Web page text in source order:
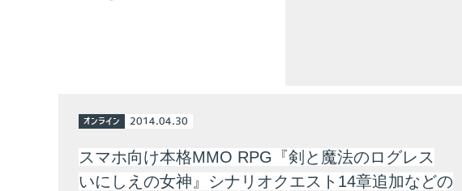
オンライン 2014.04.30
スマホ向け本格MMO RPG『剣と魔法のログレス
いにしえの女神』シナリオクエスト14章追加などの